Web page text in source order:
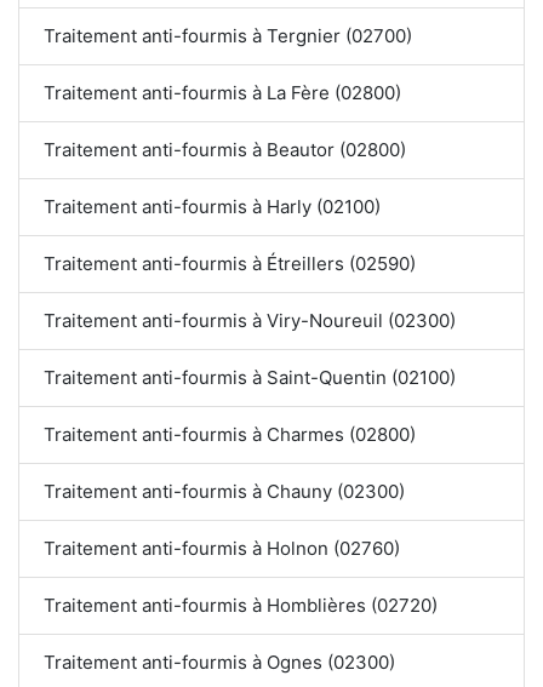
Traitement anti-fourmis à Tergnier (02700)
Traitement anti-fourmis à La Fère (02800)
Traitement anti-fourmis à Beautor (02800)
Traitement anti-fourmis à Harly (02100)
Traitement anti-fourmis à Étreillers (02590)
Traitement anti-fourmis à Viry-Noureuil (02300)
Traitement anti-fourmis à Saint-Quentin (02100)
Traitement anti-fourmis à Charmes (02800)
Traitement anti-fourmis à Chauny (02300)
Traitement anti-fourmis à Holnon (02760)
Traitement anti-fourmis à Homblières (02720)
Traitement anti-fourmis à Ognes (02300)